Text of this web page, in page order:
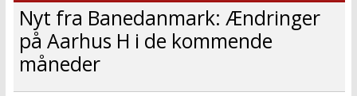
Nyt fra Banedanmark: Ændringer
på Aarhus H i de kommende
måneder